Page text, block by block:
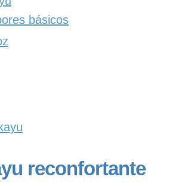
básicos
reconfortante